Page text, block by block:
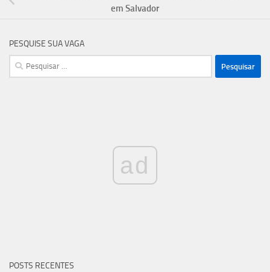
em Salvador
PESQUISE SUA VAGA
Pesquisar
por:
ad
POSTS RECENTES